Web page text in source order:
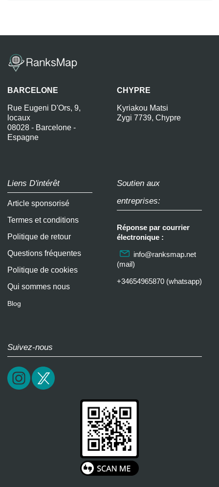
BARCELONE
Rue Eugeni D'Ors, 9,
locaux
08028 - Barcelone -
Espagne
CHYPRE
Kyriakou Matsi
Zygi 7739, Chypre
Liens D'intérêt
Article sponsorisé
Termes et conditions
Politique de retour
Questions fréquentes
Politique de cookies
Qui sommes nous
Blog
Soutien aux
entreprises:
Réponse par courrier
électronique :
info@ranksmap.net
(mail)
+34654965870 (whatsapp)
Suivez-nous